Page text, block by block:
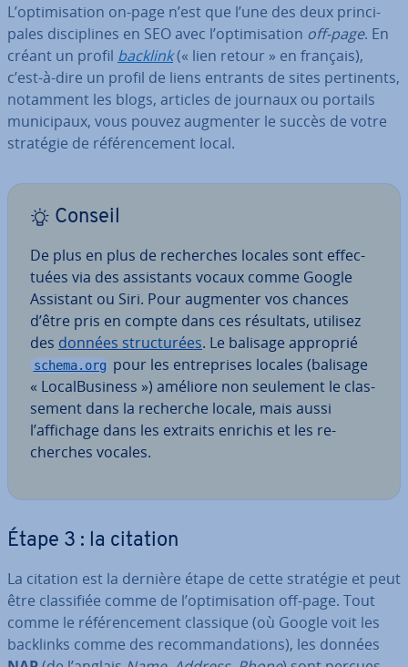
L’op­ti­mi­sa­tion on-page n’est que l’une des deux prin­ci­
pales dis­ci­plines en SEO avec l’op­ti­mi­sa­tion off-page. En
créant un profil backlink(« lien retour » en français),
c’est-à-dire un profil de liens entrants de sites per­ti­nents,
notamment les blogs, articles de journaux ou portails
mu­ni­ci­paux, vous pouvez augmenter le succès de votre
stratégie de ré­fé­ren­ce­ment local.
Conseil
De plus en plus de re­cherches locales sont ef­fec­
tuées via des as­sis­tants vocaux comme Google
Assistant ou Siri. Pour augmenter vos chances
d’être pris en compte dans ces résultats, utilisez
des données struc­tu­rées. Le balisage approprié
schema.org pour les en­tre­prises locales (balisage
« Lo­cal­Bu­si­ness ») améliore non seulement le clas­
se­ment dans la recherche locale, mais aussi
l’affichage dans les extraits enrichis et les re­
cherches vocales.
Étape 3 : la citation
La citation est la dernière étape de cette stratégie et peut
être clas­si­fiée comme de l’op­ti­mi­sa­tion off-page. Tout
comme le ré­fé­ren­ce­ment classique (où Google voit les
backlinks comme des re­com­man­da­tions), les données